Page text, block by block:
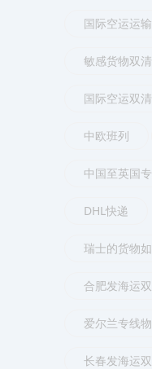
国际空运运
敏感货物双
国际空运双
中欧班列
中国至英国
DHL快递
瑞士的货物
合肥发海运
爱尔兰专线
长春发海运